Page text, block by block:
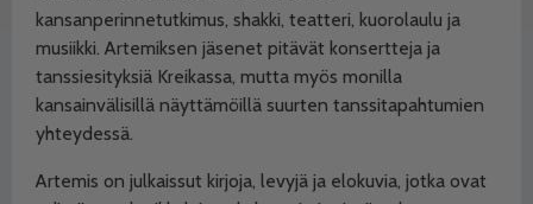
kansanperinnetutkimus, shakki, teatteri, kuorolaulu ja
musiikki. Artemiksen jäsenet pitävät konsertteja ja
tanssiesityksiä Kreikassa, mutta myös monilla
kansainvälisillä näyttämöillä suurten tanssitapahtumien
yhteydessä.
Artemis on julkaissut kirjoja, levyjä ja elokuvia, jotka ovat